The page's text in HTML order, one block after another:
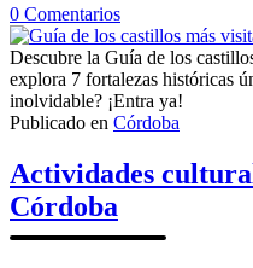
0 Comentariosen
Guía
de
los
castillos
más
en
Córdoba
Descubre la Guía de los
explora 7 fortalezas históricas
inolvidable? ¡Entra ya!
Publicado en Córdoba
Actividades
Córdoba